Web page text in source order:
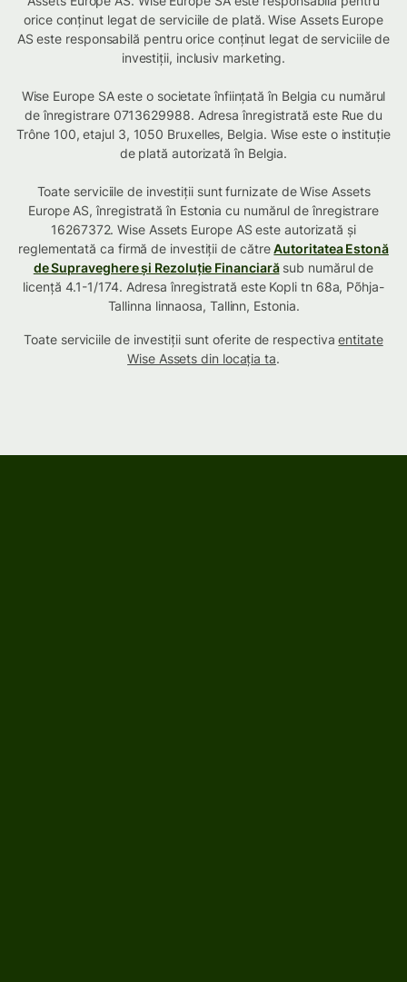
orice conținut legat de serviciile de plată. Wise Assets Europe
AS este responsabilă pentru orice conținut legat de serviciile de
investiții, inclusiv marketing.
Wise Europe SA este o societate înființată în Belgia cu numărul
de înregistrare 0713629988. Adresa înregistrată este Rue du
Trône 100, etajul 3, 1050 Bruxelles, Belgia. Wise este o instituție
de plată autorizată în Belgia.
Toate serviciile de investiții sunt furnizate de Wise Assets
Europe AS, înregistrată în Estonia cu numărul de înregistrare
16267372. Wise Assets Europe AS este autorizată și
reglementată ca firmă de investiții de cătreAutoritatea Estonă
de Supraveghere și Rezoluție Financiarăsub numărul de
licență 4.1-1/174. Adresa înregistrată este Kopli tn 68a, Põhja-
Tallinna linnaosa, Tallinn, Estonia.
Toate serviciile de investiții sunt oferite de respectivaentitate
Wise Assets din locația ta.